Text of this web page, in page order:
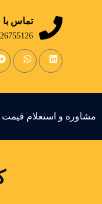
تماس با
- 09123041272
مشاوره و استعلام قیمت